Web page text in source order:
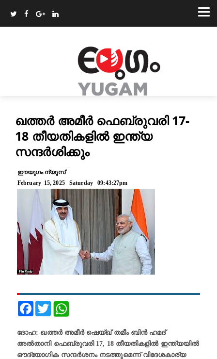
ഖത്തർ അമീർ ഫെബ്രുവരി 17-
18 തീയതികളിൽ ഇന്ത്യ
സന്ദർശിക്കും
ഈയുഗം ന്യൂസ്
February 15, 2025 Saturday 09:43:27pm
FacebookTwitter
ദോഹ: ഖത്തർ അമീർ ഷെയ്ഖ് തമീം ബിൻ ഹമദ്
അൽതാനി ഫെബ്രുവരി 17, 18 തീയതികളിൽ ഇന്ത്യയിൽ
ഔദ്യോഗിക സന്ദർശനം നടത്തുമെന്ന് വിദേശകാര്യ